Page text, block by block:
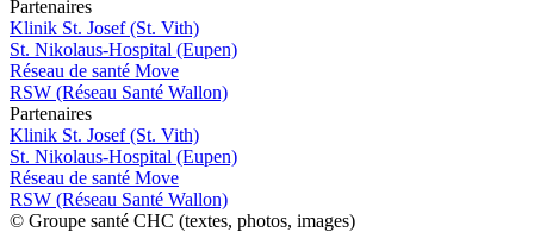
Partenaires
Klinik St. Josef (St. Vith)
St. Nikolaus-Hospital (Eupen)
Réseau de santé Move
RSW (Réseau Santé Wallon)
Partenaires
Klinik St. Josef (St. Vith)
St. Nikolaus-Hospital (Eupen)
Réseau de santé Move
RSW (Réseau Santé Wallon)
© Groupe santé CHC (textes, photos, images)